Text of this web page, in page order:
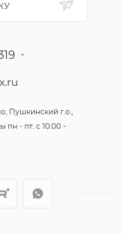
Пушкинский г.о.,
пн - пт. с 10.00 -